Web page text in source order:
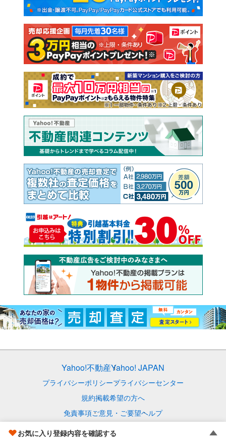
お気に入り登録内容を確認する
新築一戸建て 中古一戸建て
注文住宅 土地
売却査定
Yahoo!不動産Yahoo! JAPAN
プライバシーポリシープライバシーセンター
規約掲載希望の方へ
免責事項ご意見・ご要望ヘルプ
© LY Corporation